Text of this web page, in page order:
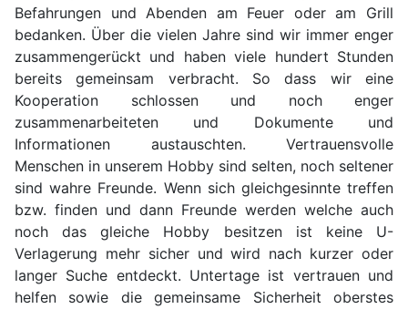
Befahrungen und Abenden am Feuer oder am Grill
bedanken. Über die vielen Jahre sind wir immer enger
zusammengerückt und haben viele hundert Stunden
bereits gemeinsam verbracht. So dass wir eine
Kooperation schlossen und noch enger
zusammenarbeiteten und Dokumente und
Informationen austauschten. Vertrauensvolle
Menschen in unserem Hobby sind selten, noch seltener
sind wahre Freunde. Wenn sich gleichgesinnte treffen
bzw. finden und dann Freunde werden welche auch
noch das gleiche Hobby besitzen ist keine U-
Verlagerung mehr sicher und wird nach kurzer oder
langer Suche entdeckt. Untertage ist vertrauen und
helfen sowie die gemeinsame Sicherheit oberstes